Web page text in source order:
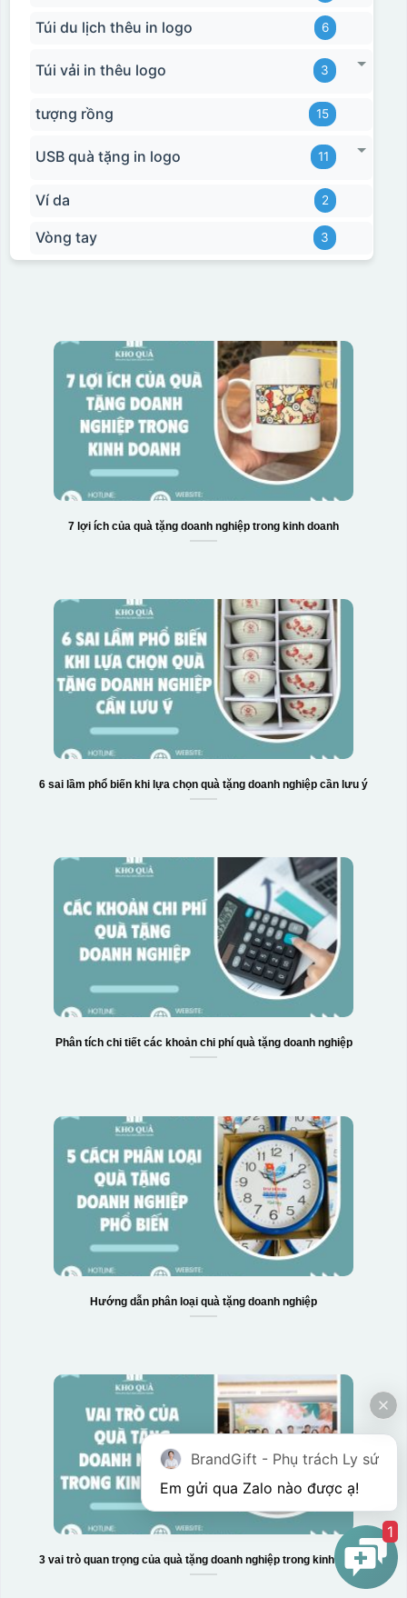
Túi du lịch thêu in logo 6
Túi vải in thêu logo 3
tượng rồng 15
USB quà tặng in logo 11
Ví da 2
Vòng tay 3
7 lợi ích của quà tặng doanh nghiệp trong kinh doanh
6 sai lầm phổ biến khi lựa chọn quà tặng doanh nghiệp cần lưu ý
Phân tích chi tiết các khoản chi phí quà tặng doanh nghiệp
Hướng dẫn phân loại quà tặng doanh nghiệp
3 vai trò quan trọng của quà tặng doanh nghiệp trong kinh doanh
BrandGift - Phụ trách Ly sứ
Em gửi qua Zalo nào được ạ!
1